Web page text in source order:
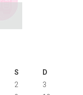
S
D
2
3